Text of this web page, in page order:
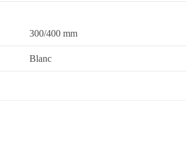
300/400 mm
Blanc